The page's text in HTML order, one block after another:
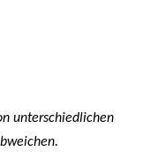
unterschiedlichen